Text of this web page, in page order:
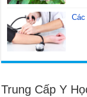
Trung Cấp Y